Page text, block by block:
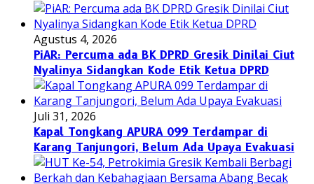
Agustus 4, 2026
PiAR: Percuma ada BK DPRD Gresik Dinilai Ciut
Nyalinya Sidangkan Kode Etik Ketua DPRD
Juli 31, 2026
Kapal Tongkang APURA 099 Terdampar di
Karang Tanjungori, Belum Ada Upaya Evakuasi